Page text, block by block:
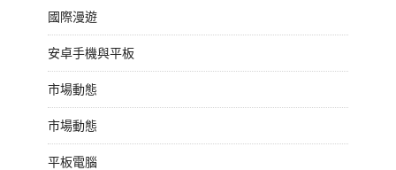
國際漫遊
安卓手機與平板
市場動態
市場動態
平板電腦